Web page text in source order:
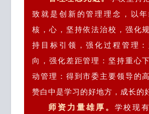
致就是创新的管理理念，以
核，心，坚持依法治校，强化
持目标引领，强化过程管理
向，强化差距管理：坚持重心
动管理：得到市委主要领导的
赞白中是学习的好地方，成长的
师资力量雄厚。 学校现